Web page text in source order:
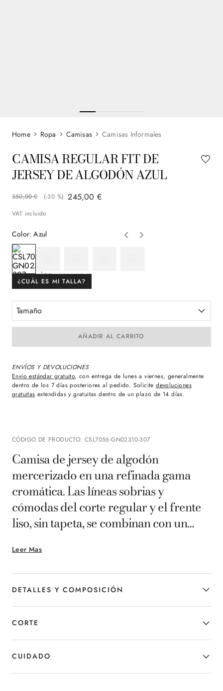
Ropa Camisas Camisas Informales
CAMISA REGULAR FIT DE
JERSEY DE ALGODÓN AZUL
350,00 € (-30 %) 245,00 €
VAT incluido
Color:Azul
¿CUÁL ES MI TALLA?
Tamaño
AÑADIR AL CARRITO
ENVÍOS Y DEVOLUCIONES
Envío estándar gratuito, con entrega de lunes a viernes, generalmente
dentro de los 7 días posteriores al pedido. Solicitedevoluciones
gratuitas extendidas y gratuitas dentro de un plazo de 14 días.
CÓDIGO DE PRODUCTO:CSL7056-GN02310-307
Leer Mas
Camisa de jersey de algodón
mercerizado en una refinada gama
cromática. Las líneas sobrias y
cómodas del corte regular y el frente
liso, sin tapeta, se combinan con un
casual del armario masculino para
quienes dominan el lenguaje de la
elegancia.
DETALLES Y COMPOSICIÓN
CORTE
CUIDADO